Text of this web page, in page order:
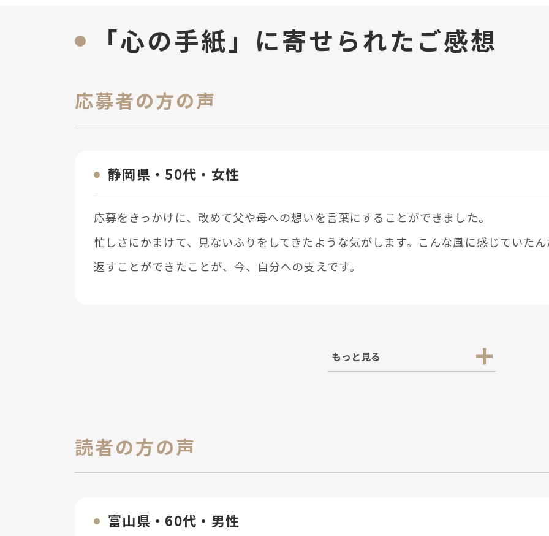
「心の手紙」に寄せられたご感想
応募者の方の声
静岡県・50代・⼥性
応募をきっかけに、改めて⽗や⺟への想いを⾔葉にすることができました。
忙しさにかまけて、⾒ないふりをしてきたような気がします。こんな⾵に感じていた
返すことができたことが、今、⾃分への⽀えです。
もっと見る
読者の方の声
富⼭県・60代・男性